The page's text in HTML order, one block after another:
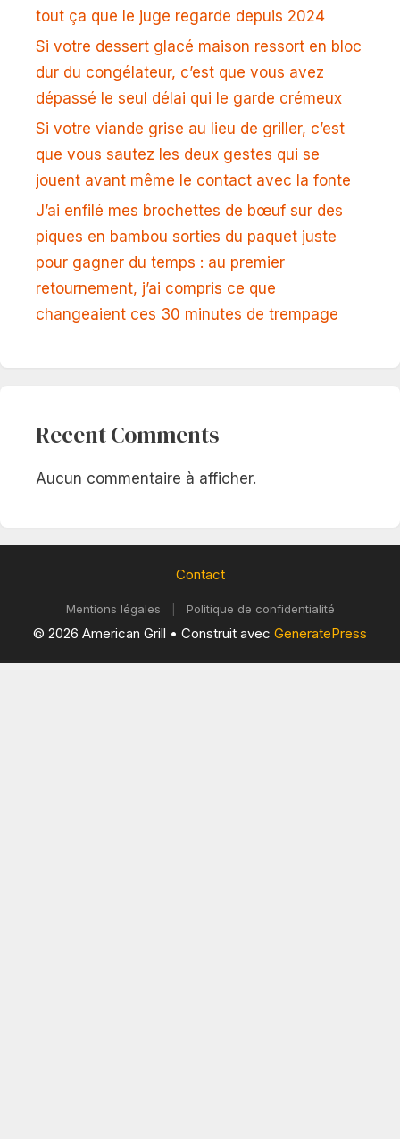
tout ça que le juge regarde depuis 2024
Si votre dessert glacé maison ressort en bloc
dur du congélateur, c’est que vous avez
dépassé le seul délai qui le garde crémeux
Si votre viande grise au lieu de griller, c’est
que vous sautez les deux gestes qui se
jouent avant même le contact avec la fonte
J’ai enfilé mes brochettes de bœuf sur des
piques en bambou sorties du paquet juste
pour gagner du temps : au premier
retournement, j’ai compris ce que
changeaient ces 30 minutes de trempage
Recent Comments
Aucun commentaire à afficher.
Contact
Mentions légales Politique de confidentialité
© 2026 American Grill • Construit avec GeneratePress